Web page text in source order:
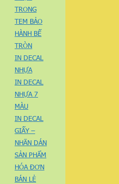
TRONG
TEM BẢO
HÀNH BẾ
TRÒN
IN DECAL
NHỰA
IN DECAL
NHỰA 7
MÀU
IN DECAL
GIẤY –
NHÃN DÁN
SẢN PHẨM
HÓA ĐƠN
BÁN LẺ